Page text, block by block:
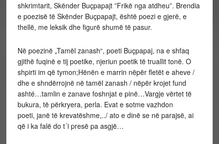
shkrimtarit, Skënder Buçpapajt ”Frikë nga atdheu”. Brendia
e poezisë të Skënder Buçpapajt, është poezi e gjerë, e
thellë, me leksik dhe figurë shumë të pasur.
Në poezinë „Tamël zanash“, poeti Buçpapaj, na e shfaq
gjithë fuqinë e tij poetike, njeriun poetik të truallit tonë. O
shpirti im që tymon;Hënën e marrin nëpër fletët e aheve /
dhe e shndërrojnë në tamël zanash / nëpër krojet fund
ashté…tamlin e zanave foshnjat e pinë…Vargje vërtet të
bukura, të përkryera, perla. Evat e sotme vazhdon
poeti, janë të krevatëshme,../ ato e dinë se në parajsë, ai
që i ka falë do t´i presë pa asgjë…